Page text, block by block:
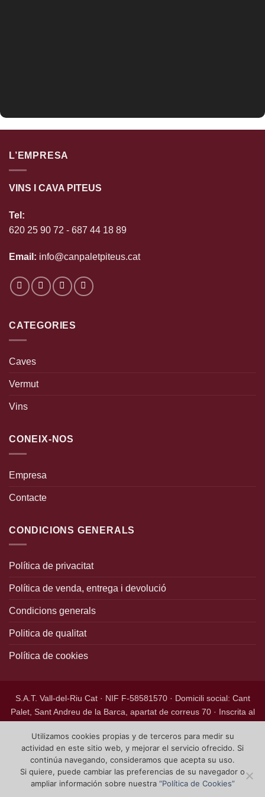
L’EMPRESA
VINS I CAVA PITEUS
Tel:
620 25 90 72 - 687 44 18 89
Email: info@canpaletpiteus.cat
CATEGORIES
Caves
Vermut
Vins
CONEIX-NOS
Empresa
Contacte
CONDICIONS GENERALS
Política de privacitat
Política de venda, entrega i devolució
Condicions generals
Politica de qualitat
Política de cookies
S.A.T. Vall-del-Riu Cat · NIF F-58581570 · Domicili social: Cant
Palet, Sant Andreu de la Barca, apartat de correus 70 · Inscrita al
núm. 1055 CAT, foli 5, tom 11, inscripció 1a.
Copyright 2026 ©Canpaletpiteus.cat- Desarrollado por
lbmdisenoweb.es
Utilizamos cookies propias y de terceros para medir su
actividad en este sitio web, y mejorar el servicio ofrecido. Si
continúa navegando, consideramos que acepta su uso.
Si quiere, puede cambiar las preferencias de su navegador o
ampliar información sobre nuestra “Política de Cookies”